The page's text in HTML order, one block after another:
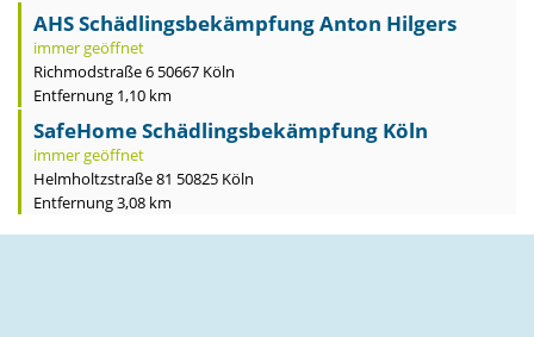
AHS Schädlingsbekämpfung Anton Hilgers
immer geöffnet
Richmodstraße 6 50667 Köln
Entfernung 1,10 km
SafeHome Schädlingsbekämpfung Köln
immer geöffnet
Helmholtzstraße 81 50825 Köln
Entfernung 3,08 km